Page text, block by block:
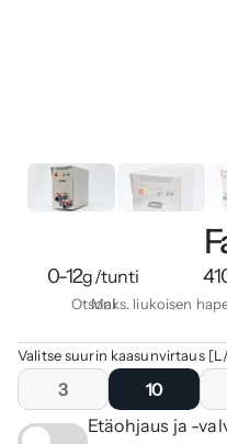
0-12g/tunti
Otsoni
Maks. liukoisen
Valitse suurin kaasunvirtaus
3 10
Etäohjaus ja -